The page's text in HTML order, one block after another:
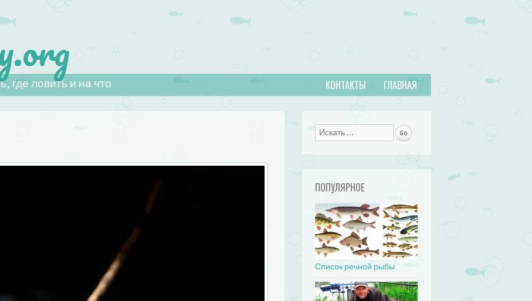
где ловить и на что ГЛАВНАЯ
КОНТАКТЫ
Поиск
ПОПУЛЯРНОЕ
Список речной рыбы